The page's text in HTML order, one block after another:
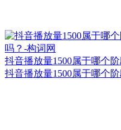
抖音播放量1500属于哪个
抖音播放量1500属于哪个